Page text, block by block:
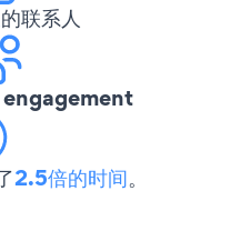
的联系人
2.5倍的时间。